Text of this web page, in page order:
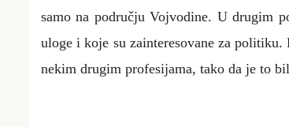
samo na području Vojvodine. U drugim
uloge i koje su zainteresovane za politiku.
nekim drugim profesijama, tako da je to